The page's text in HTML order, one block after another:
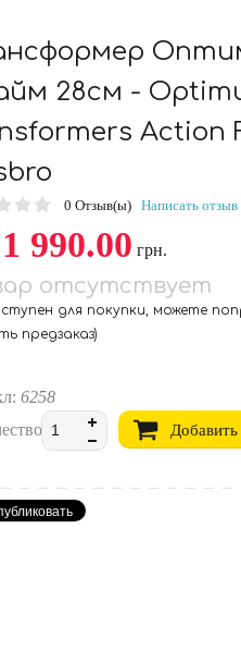
28см -
Action
0 Отзыв(ы) Написать отзыв
1 990.00 грн.
отсутствует
для покупки, можете
предзаказ)
6258
Добавить